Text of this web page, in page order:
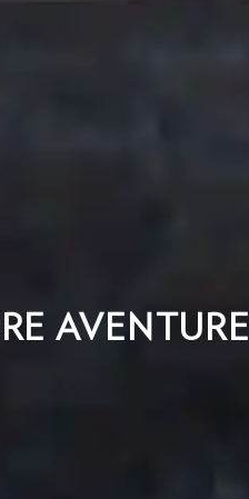
AVENTURE